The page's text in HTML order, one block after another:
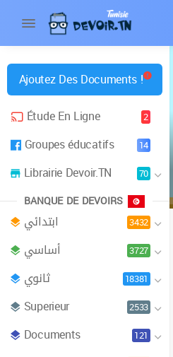
Ajoutez Des Documents !
Étude En Ligne
2
Groupes éducatifs 14
Librairie Devoir.TN 70
BANQUE DE DEVOIRS
ابتدائي 3432
أساسي 3727
ثانوي 18381
Superieur 2533
Documents 121